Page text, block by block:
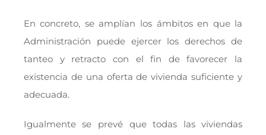
En concreto, se amplían los ámbitos en que la
Administración puede ejercer los derechos de
tanteo y retracto con el fin de favorecer la
existencia de una oferta de vivienda suficiente y
adecuada.
Igualmente se prevé que todas las viviendas